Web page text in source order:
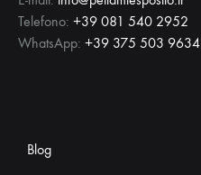
Telefono: +39 081 540 2952
WhatsApp: +39 375 503 9634
Blog